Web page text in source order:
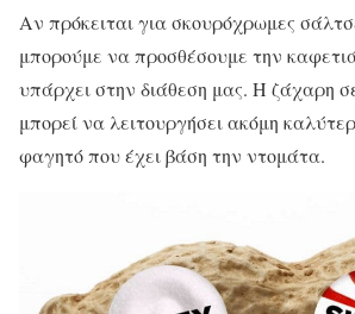
Αν πρόκειται για σκουρόχρωμες
μπορούμε να προσθέσουμε την
υπάρχει στην διάθεση μας. Η ζάχαρη
μπορεί να λειτουργήσει ακόμη
φαγητό που έχει βάση την ντομάτα.